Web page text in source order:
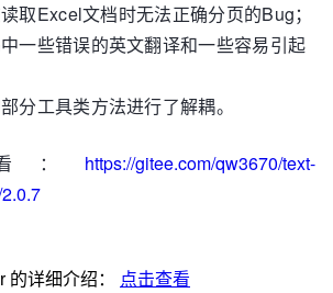
取Excel文档时无法正确分页的Bug；
一些错误的英文翻译和一些容易引起
分工具类方法进行了解耦。
： https://gitee.com/qw3670/text-
的详细介绍：
点击查看